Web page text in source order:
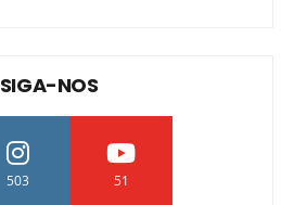
SIGA-NOS
503 51